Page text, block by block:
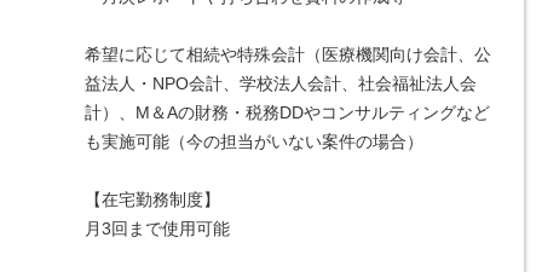
希望に応じて相続や特殊会計（医療機関向け会計、公
益法人・NPO会計、学校法人会計、社会福祉法人会
計）、M＆Aの財務・税務DDやコンサルティングなど
も実施可能（今の担当がいない案件の場合）
【在宅勤務制度】
月3回まで使用可能